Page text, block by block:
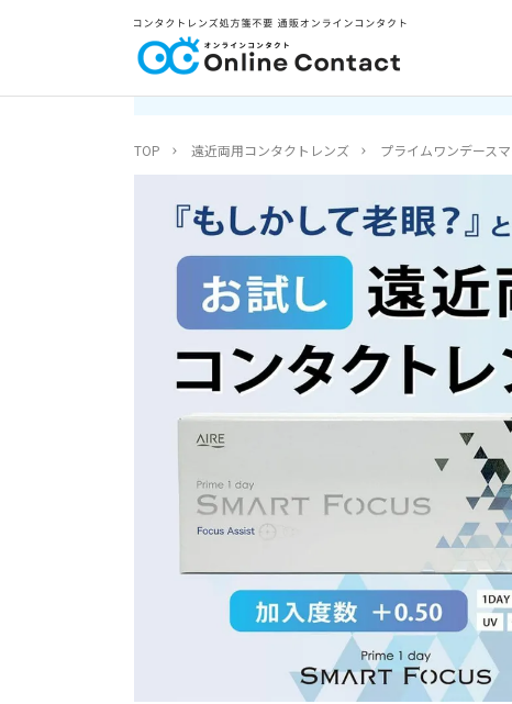
TOP 遠近両用コンタクトレンズ プライムワンデース